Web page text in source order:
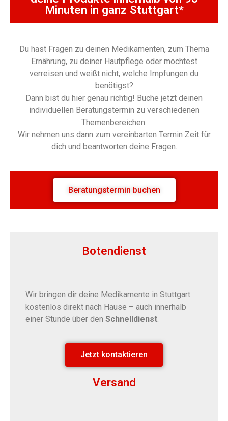
Minuten in ganz Stuttgart*
Du hast Fragen zu deinen Medikamenten, zum Thema
Ernährung, zu deiner Hautpflege oder möchtest
verreisen und weißt nicht, welche Impfungen du
benötigst?
Dann bist du hier genau richtig! Buche jetzt deinen
individuellen Beratungstermin zu verschiedenen
Themenbereichen.
Wir nehmen uns dann zum vereinbarten Termin Zeit für
dich und beantworten deine Fragen.
Beratungstermin buchen
Botendienst
Wir bringen dir deine Medikamente in Stuttgart
kostenlos direkt nach Hause – auch innerhalb
einer Stunde über den Schnelldienst.
Jetzt kontaktieren
Versand